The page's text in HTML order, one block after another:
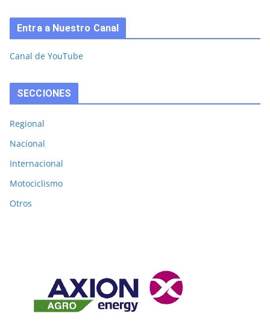
Entra a Nuestro Canal
Canal de YouTube
SECCIONES
Regional
Nacional
Internacional
Motociclismo
Otros